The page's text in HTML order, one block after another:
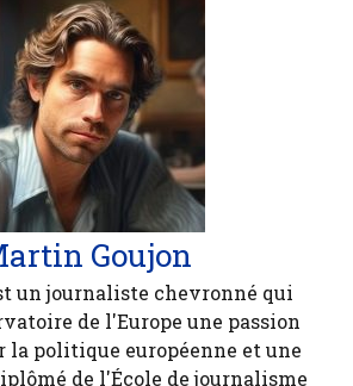
Goujon
un journaliste chevronné qui
de l'Europe une passion
la politique européenne et une
de l'École de journalisme